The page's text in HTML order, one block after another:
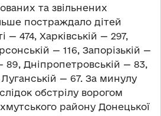
та звільнених
постраждало дітей
— 474, Харківській — 297,
— 116, Запорізькій —
89, Дніпропетровській — 83,
Луганській — 67. За минулу
обстрілу ворогом
району Донецької